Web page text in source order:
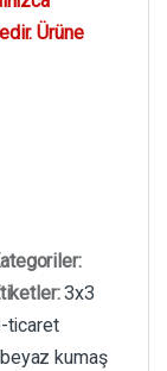
Ürüne
3x3
ticaret
kumaş